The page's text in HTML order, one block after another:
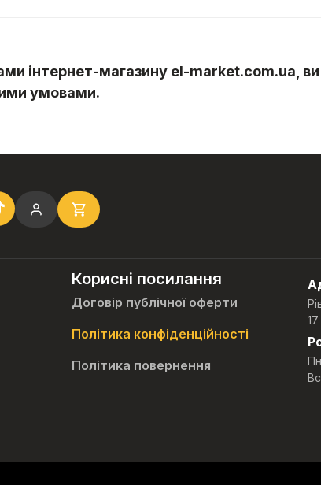
інтернет-магазину el-market.com.ua,
умовами.
Корисні посилання
Договір публічної оферти
Політика конфіденційності
Політика повернення